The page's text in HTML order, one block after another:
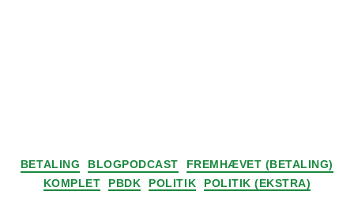
Kategorier
BETALING BLOGPODCAST
FREMHÆVET (BETALING)
KOMPLET
PBDK POLITIK POLITIK (EKSTRA)